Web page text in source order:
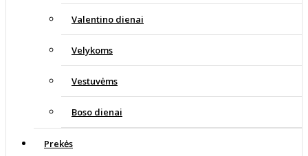
Valentino dienai
Velykoms
Vestuvėms
Boso dienai
Prekės